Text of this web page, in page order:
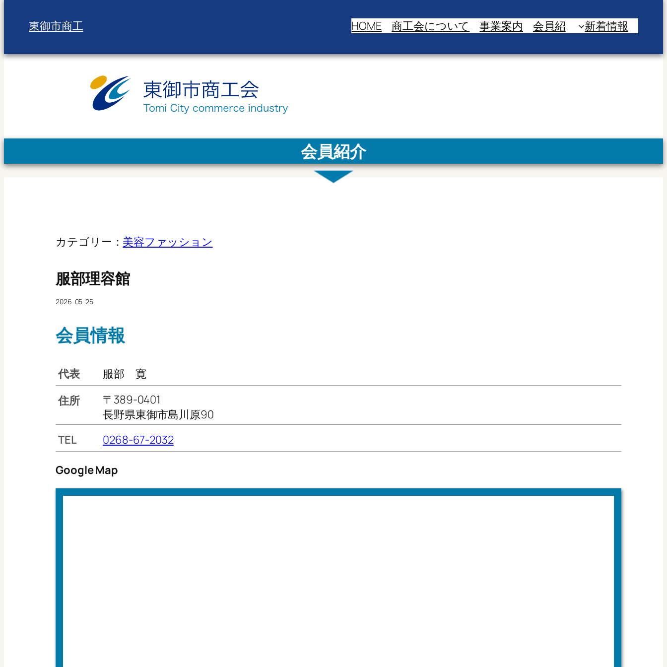
東御市商工 HOME 商工会について 事業案内 会員紹 新着情報
会員紹介
カテゴリー： 美容ファッション
服部理容館
2026-05-25
会員情報
代表
服部 寛
住所
〒389-0401
長野県東御市島川原90
TEL
0268-67-2032
Google Map